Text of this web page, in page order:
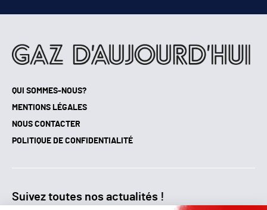
QUI SOMMES-NOUS?
MENTIONS LÉGALES
NOUS CONTACTER
POLITIQUE DE CONFIDENTIALITÉ
Suivez toutes nos actualités !